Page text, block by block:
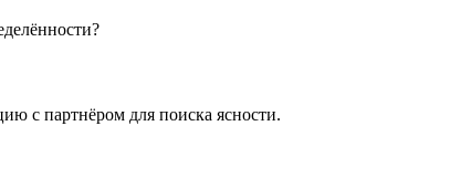
с партнёром для поиска ясности.